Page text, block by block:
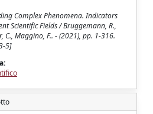
Complex Phenomena. Indicators
Scientific Fields / Bruggemann, R.,
C., Maggino, F.. - (2021), pp. 1-316.
5]